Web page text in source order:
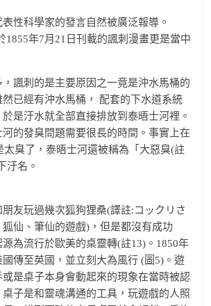
性科學家的發言自然被廣泛報導。
1855年7月21日刊載的諷刺漫畫更是當中
諷刺的是主要原因之一竟是沖水馬桶的
已經有沖水馬桶， 配套的下水道系統
是汙水就全部直接排放到泰晤士河裡。
河的發臭問題需要很長的時間。事實上在
太臭了，泰晤士河還被稱為「大惡臭(註
汙名。
友玩過幾次狐狗狸桑(譯註:コックリさ
仙、筆仙的遊戲)，但是都沒有成功
為流行於歐美的桌靈轉(註13)。1850年
傳至英國，並立刻大為風行 (圖5)。遊
是桌子本身會動起來的現象在當時被認
子是和靈魂溝通的工具，玩遊戲的人照